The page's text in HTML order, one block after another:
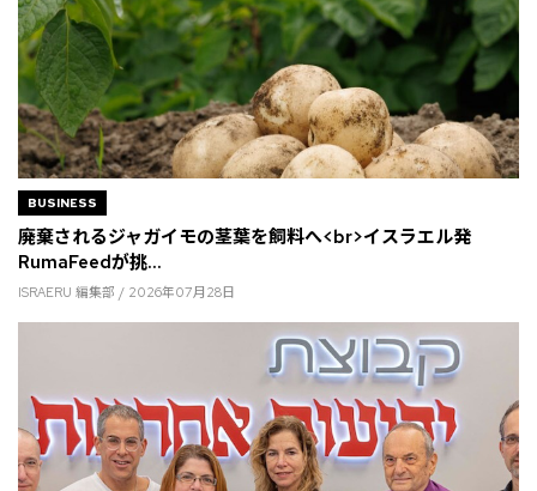
BUSINESS
廃棄されるジャガイモの茎葉を飼料へ<br>イスラエル発
RumaFeedが挑...
ISRAERU 編集部 / 2026年07月28日